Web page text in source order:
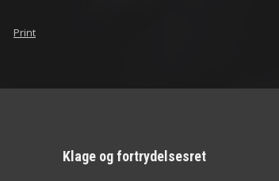
Print
Klage og fortrydelsesret